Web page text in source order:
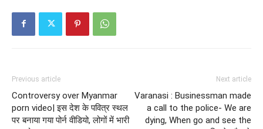
Previous article
Controversy over Myanmar
porn video| इस देश के पवित्र स्‍थल
पर बनाया गया पोर्न वीडियो, लोगों में भारी
Next article
Varanasi : Businessman made
a call to the police- We are
dying, When go and see the